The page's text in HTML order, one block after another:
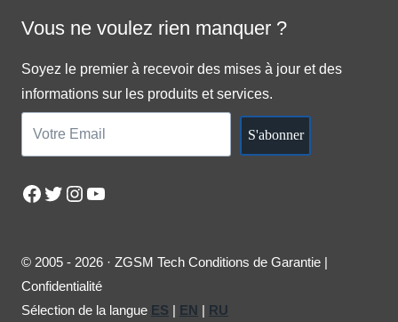
Vous ne voulez rien manquer ?
Soyez le premier à recevoir des mises à jour et des
informations sur les produits et services.
S'abonner
Facebook
Twitter
Instagram
YouTube
© 2005 - 2026 · ZGSM Tech Conditions de Garantie |
Confidentialité
Sélection de la langue ES | EN | RU